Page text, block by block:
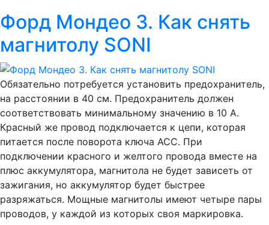
Форд Мондео 3. Как снять
магнитолу SONI
Обязательно потребуется установить предохранитель,
на расстоянии в 40 см. Предохранитель должен
соответствовать минимальному значению в 10 А.
Красный же провод подключается к цепи, которая
питается после поворота ключа ACC. При
подключении красного и желтого провода вместе на
плюс аккумулятора, магнитола не будет зависеть от
зажигания, но аккумулятор будет быстрее
разряжаться. Мощные магнитолы имеют четыре пары
проводов, у каждой из которых своя маркировка.